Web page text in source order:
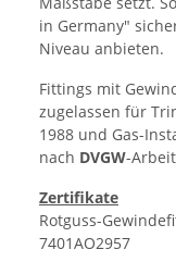
in Germany"
Niveau anbieten.
Fittings mit
zugelassen für
1988 und Gas-
nach DVGW-
Zertifikate
Rotguss-
7401AO2957